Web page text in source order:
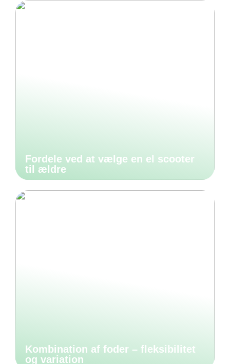
Fordele ved at vælge en el scooter
til ældre
Kombination af foder – fleksibilitet
og variation